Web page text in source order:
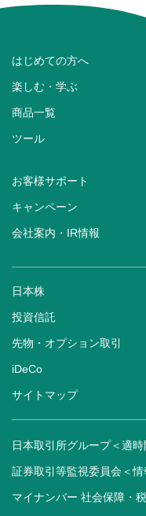
はじめての方へ
楽しむ・学ぶ
商品一覧
ツール
お客様サポート
キャンペーン
会社案内・IR情報
日本株
投資信託
先物・オプション取引
iDeCo
サイトマップ
日本取引所グループ＜適
証券取引等監視委員会＜情
マイナンバー 社会保障・